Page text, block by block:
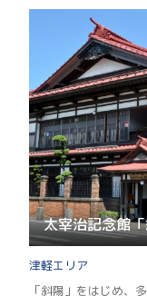
太宰治記念館
津軽
「斜陽」をはじめ、